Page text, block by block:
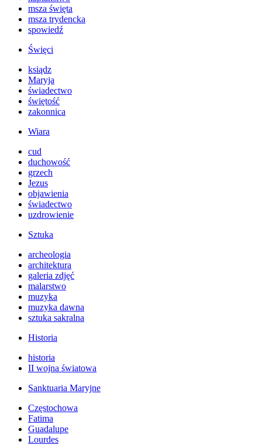
msza święta
msza trydencka
spowiedź
Święci
ksiądz
Maryja
świadectwo
świętość
zakonnica
Wiara
cud
duchowość
grzech
Jezus
objawienia
świadectwo
uzdrowienie
Sztuka
archeologia
architektura
galeria zdjęć
malarstwo
muzyka
muzyka dawna
sztuka sakralna
Historia
historia
II wojna światowa
Sanktuaria Maryjne
Częstochowa
Fatima
Guadalupe
Lourdes